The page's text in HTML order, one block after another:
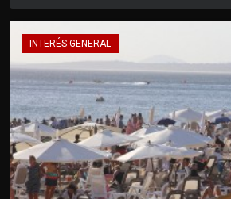
INTERÉS GENERAL